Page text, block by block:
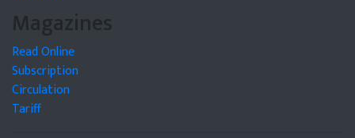
Magazines
Read Online
Subscription
Circulation
Tariff